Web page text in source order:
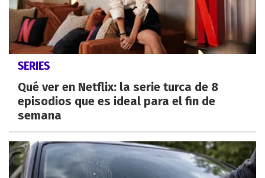
SERIES
Qué ver en Netflix: la serie turca de 8
episodios que es ideal para el fin de
semana